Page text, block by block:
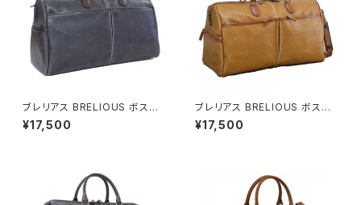
ブレリアス BRELIOUS ボスト
ンバッグ 10438-1H メンズ ブラ
ック
¥17,500
ブレリアス BRELIOUS ボスト
ンバッグ 10438-10H メンズ キ
ャメル
¥17,500